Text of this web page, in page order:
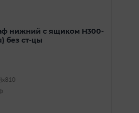
нижний с ящиком Н300-
без ст-цы